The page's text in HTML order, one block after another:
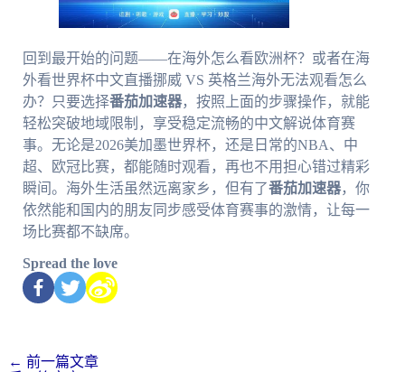
回到最开始的问题——在海外怎么看欧洲杯？或者在海
外看世界杯中文直播挪威 VS 英格兰海外无法观看怎么
办？只要选择番茄加速器，按照上面的步骤操作，就能
轻松突破地域限制，享受稳定流畅的中文解说体育赛
事。无论是2026美加墨世界杯，还是日常的NBA、中
超、欧冠比赛，都能随时观看，再也不用担心错过精彩
瞬间。海外生活虽然远离家乡，但有了番茄加速器，你
依然能和国内的朋友同步感受体育赛事的激情，让每一
场比赛都不缺席。
Spread the love
← 前一篇文章